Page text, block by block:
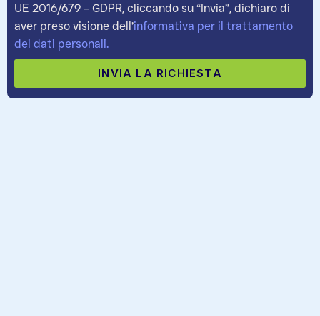
UE 2016/679 – GDPR, cliccando su “Invia”, dichiaro di
aver preso visione dell’informativa per il trattamento
dei dati personali.
INVIA LA RICHIESTA